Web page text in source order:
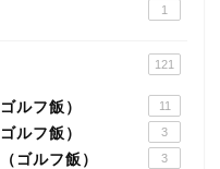
1
121
ルフ飯） 11
ルフ飯） 3
ゴルフ飯） 3